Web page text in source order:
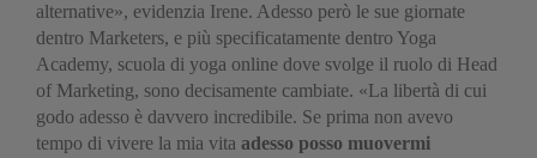
alternative», evidenzia Irene. Adesso però le sue giornate
dentro Marketers, e più specificatamente dentro Yoga
Academy, scuola di yoga online dove svolge il ruolo di Head
of Marketing, sono decisamente cambiate. «La libertà di cui
godo adesso è davvero incredibile. Se prima non avevo
tempo di vivere la mia vita adesso posso muovermi